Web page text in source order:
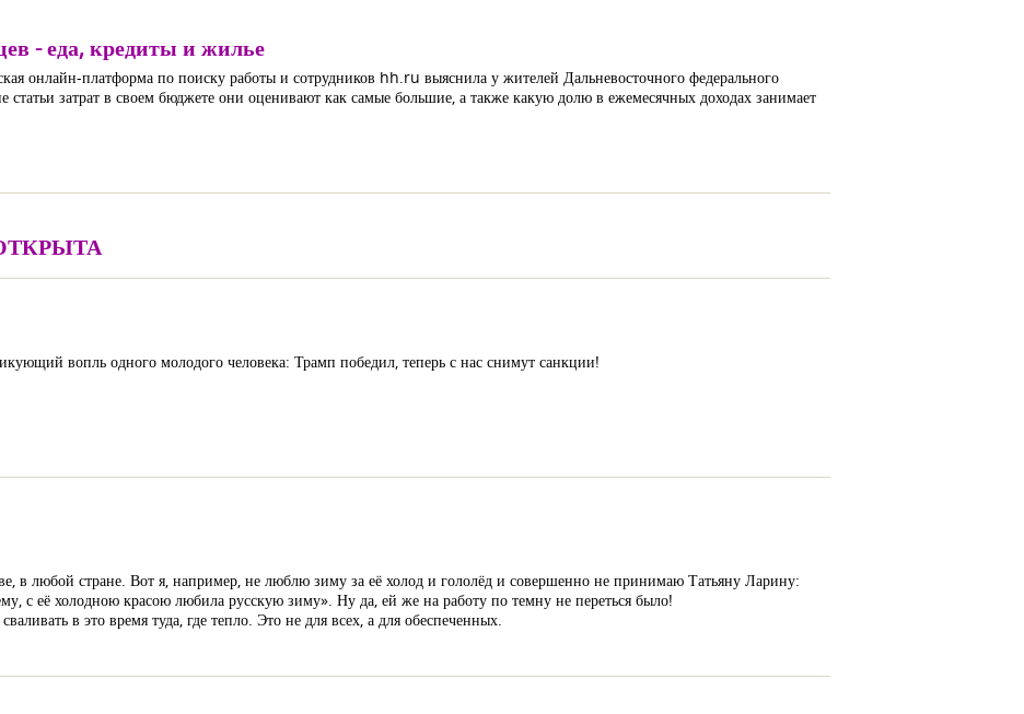
- еда, кредиты и жилье
онлайн-платформа по поиску работы и сотрудников hh.ru выяснила у жителей Дальневосточного федерального
статьи затрат в своем бюджете они оценивают как самые большие, а также какую долю в ежемесячных доходах занимает
вопль одного молодого человека: Трамп победил, теперь с нас снимут санкции!
в любой стране. Вот я, например, не люблю зиму за её холод и гололёд и совершенно не принимаю Татьяну Ларину:
с её холодною красою любила русскую зиму». Ну да, ей же на работу по темну не переться было!
в это время туда, где тепло. Это не для всех, а для обеспеченных.